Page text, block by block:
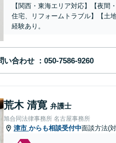
【関西・東海エリア対応】【夜
住宅、リフォームトラブル】【土
経験あり。
い合わせ
荒木 清寛 弁護士
旭合同法律事務所 名古屋事務所
津市 からも相談受付中面談方法(